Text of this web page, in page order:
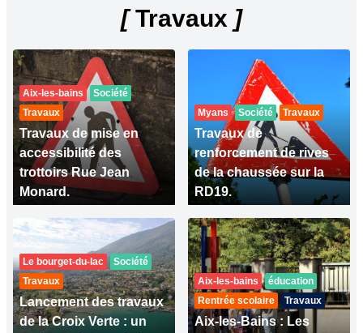
[Travaux ]
Aix-les-bains
Société
Travaux
Travaux de mise en
accessibilité des
trottoirs Rue Jean
Monard.
Myans Société Travaux
Travaux de
renforcement de rives
de la chaussée sur la
RD19.
Le bourget-du-lac
Société
Travaux
Lancement des travaux
de la Croix Verte : un
Aix-les-bains
éducation
Rentrée scolaire
Travaux
Aix-les-Bains : Les